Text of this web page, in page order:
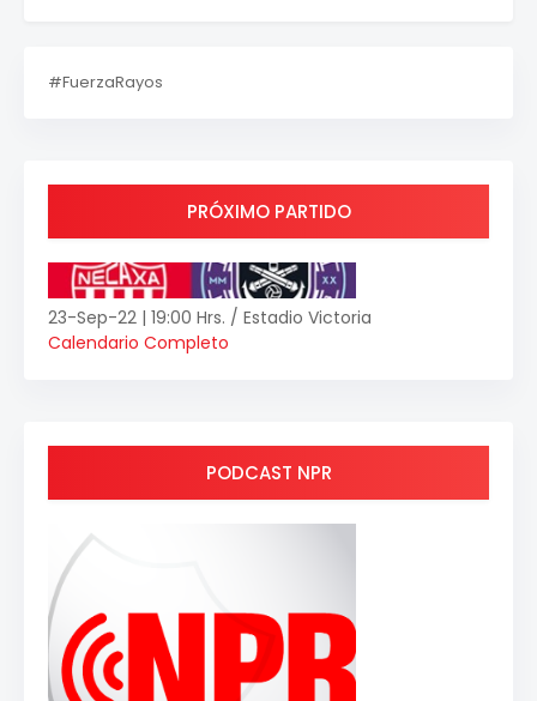
#FuerzaRayos
PRÓXIMO PARTIDO
23-Sep-22 | 19:00 Hrs. / Estadio Victoria
Calendario Completo
PODCAST NPR